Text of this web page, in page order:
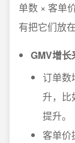
单数 × 客单
有把它们放
GMV增长
订单数
升，比
提升。
客单价